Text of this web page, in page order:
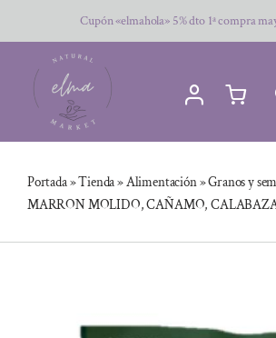
al
contenido
Cupón «elmahola» 5% dto 1ª compra
Portada»Tienda»Alimentación»Granos y
MARRON MOLIDO, CAÑAMO,